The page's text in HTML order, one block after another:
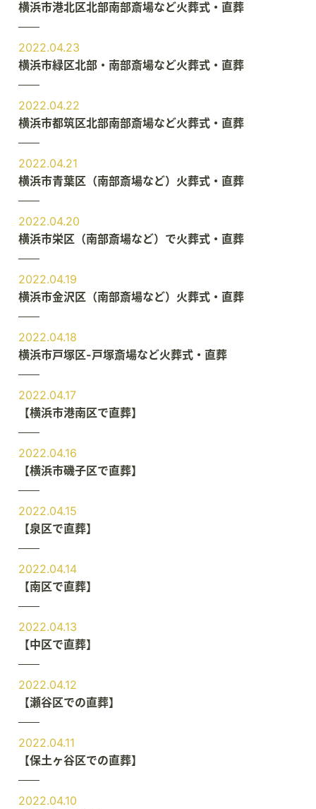
横浜市港北区北部南部斎場など火葬式・直葬
2022.04.23
横浜市緑区北部・南部斎場など火葬式・直葬
2022.04.22
横浜市都筑区北部南部斎場など火葬式・直葬
2022.04.21
横浜市青葉区（南部斎場など）火葬式・直葬
2022.04.20
横浜市栄区（南部斎場など）で火葬式・直葬
2022.04.19
横浜市金沢区（南部斎場など）火葬式・直葬
2022.04.18
横浜市戸塚区-戸塚斎場など火葬式・直葬
2022.04.17
【横浜市港南区で直葬】
2022.04.16
【横浜市磯子区で直葬】
2022.04.15
【泉区で直葬】
2022.04.14
【南区で直葬】
2022.04.13
【中区で直葬】
2022.04.12
【瀬谷区での直葬】
2022.04.11
【保土ヶ谷区での直葬】
2022.04.10